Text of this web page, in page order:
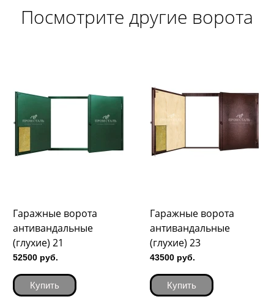
Посмотрите другие ворота
Гаражные ворота
антивандальные
(глухие) 21
52500 руб.
Купить
Гаражные ворота
антивандальные
(глухие) 23
43500 руб.
Купить